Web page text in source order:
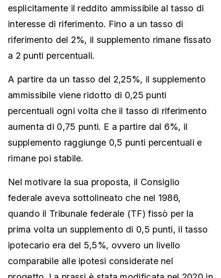
esplicitamente il reddito ammissibile al tasso di
interesse di riferimento. Fino a un tasso di
riferimento del 2%, il supplemento rimane fissato
a 2 punti percentuali.
A partire da un tasso del 2,25%, il supplemento
ammissibile viene ridotto di 0,25 punti
percentuali ogni volta che il tasso di riferimento
aumenta di 0,75 punti. E a partire dal 6%, il
supplemento raggiunge 0,5 punti percentuali e
rimane poi stabile.
Nel motivare la sua proposta, il Consiglio
federale aveva sottolineato che nel 1986,
quando il Tribunale federale (TF) fissò per la
prima volta un supplemento di 0,5 punti, il tasso
ipotecario era del 5,5%, ovvero un livello
comparabile alle ipotesi considerate nel